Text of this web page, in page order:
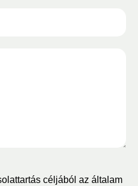
céljából az általam